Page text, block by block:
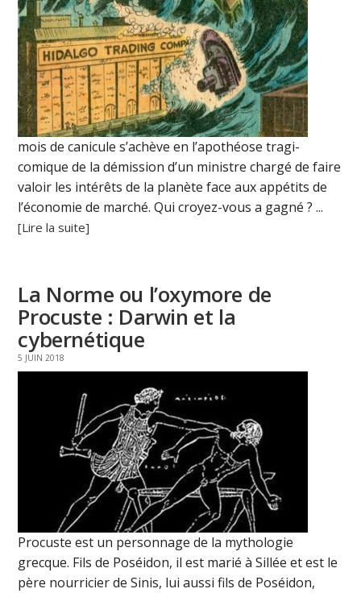
mois de canicule s’achève en l’apothéose tragi-
comique de la démission d’un ministre chargé de faire
valoir les intérêts de la planète face aux appétits de
l’économie de marché. Qui croyez-vous a gagné ? ...
[Lire la suite]
La Norme ou l’oxymore de
Procuste : Darwin et la
cybernétique
5 JUIN 2018
Procuste est un personnage de la mythologie
grecque. Fils de Poséidon, il est marié à Sillée et est le
père nourricier de Sinis, lui aussi fils de Poséidon,